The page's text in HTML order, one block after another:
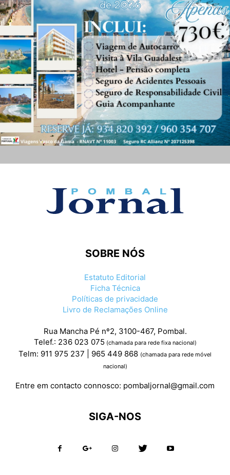
SOBRE NÓS
Estatuto Editorial
Ficha Técnica
Políticas de privacidade
Livro de Reclamações Online
Rua Mancha Pé nº2, 3100-467, Pombal.
Telef.: 236 023 075 (chamada para rede fixa nacional)
Telm: 911 975 237 | 965 449 868 (chamada para rede móvel
nacional)
Entre em contacto connosco: pombaljornal@gmail.com
SIGA-NOS